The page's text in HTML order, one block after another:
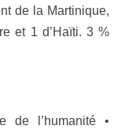
de la Martinique,
et 1 d’Haïti. 3 %
de l’humanité •